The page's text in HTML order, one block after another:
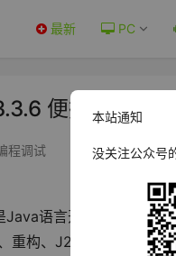
最新 PC
便携增强版 -
程调试
语言开发的集成环境
重构、J2EE支持、各
本站通知
没关注公众号